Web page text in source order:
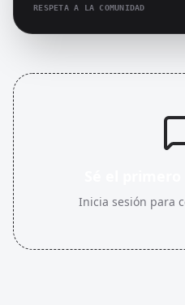
RESPETA A LA COMUNIDAD
Inicia sesión para